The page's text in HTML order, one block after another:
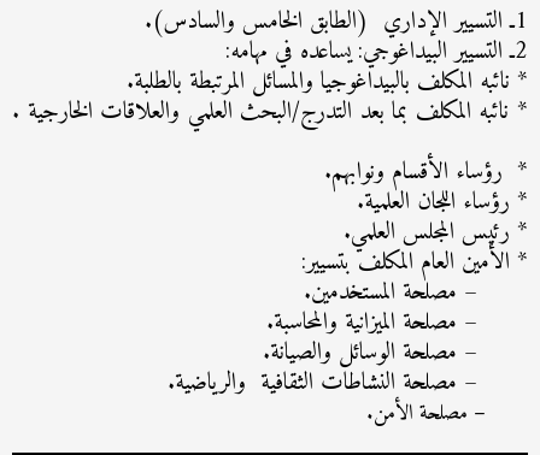
1ـ التسيير الإداري (الطابق الخامس والسادس).
2ـ التسيير البيداغوجي: يساعده في مهامه:
* نائبه المكلف بالبيداغوجيا والمسائل المرتبطة بالطلبة.
* نائبه المكلف بما بعد التدرج/البحث العلمي والعلاقات الخارجية .
* رؤساء الأقسام ونوابهم.
* رؤساء اللجان العلمية.
* رئيس المجلس العلمي.
* الأمين العام المكلف بتسيير:
– مصلحة المستخدمين.
– مصلحة الميزانية والمحاسبة.
– مصلحة الوسائل والصيانة.
– مصلحة النشاطات الثقافية والرياضية.
– مصلحة الأمن.